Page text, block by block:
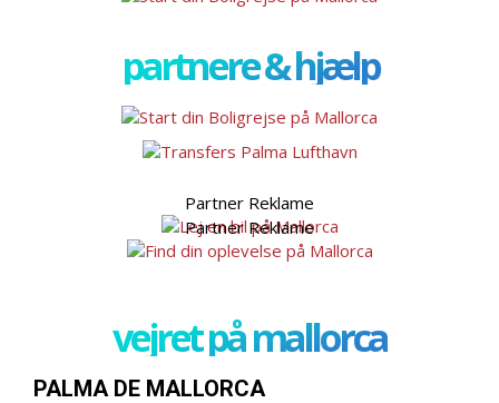
partnere & hjælp
Partner Reklame
Partner Reklame
vejret på mallorca
PALMA DE MALLORCA